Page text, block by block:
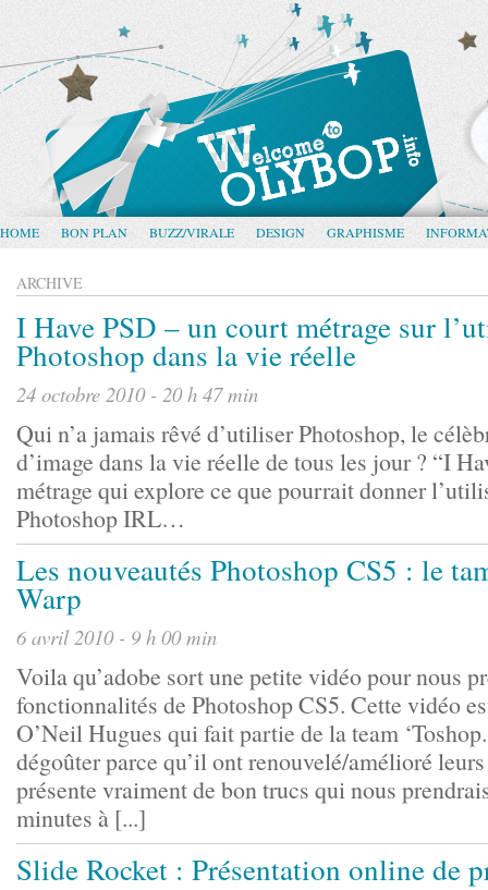
HOME BON PLAN BUZZ/VIRALE DESIGN GRAPHISME
ARCHIVE
I Have PSD – un court métrage sur
Photoshop dans la vie réelle
24 octobre 2010 - 20 h 47 min
Qui n’a jamais rêvé d’utiliser Photoshop, le
d’image dans la vie réelle de tous les jour ? “I
métrage qui explore ce que pourrait donner
Photoshop IRL…
Les nouveautés Photoshop CS5 : le
Warp
6 avril 2010 - 9 h 00 min
Voila qu’adobe sort une petite vidéo pour nous
fonctionnalités de Photoshop CS5. Cette vidéo
O’Neil Hugues qui fait partie de la team
dégoûter parce qu’il ont renouvelé/amélioré
présente vraiment de bon trucs qui nous
minutes à [...]
Slide Rocket : Présentation online de